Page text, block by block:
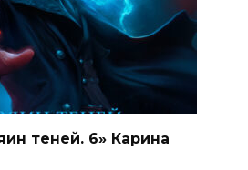
теней. 6» Карина